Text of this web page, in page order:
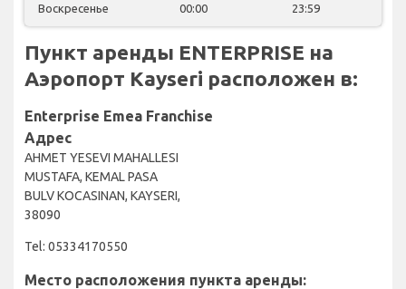
Воскресенье 00:00 23:59
Пункт аренды ENTERPRISE на
Аэропорт Kayseri расположен в:
Enterprise Emea Franchise
Адрес
AHMET YESEVI MAHALLESI
MUSTAFA, KEMAL PASA
BULV KOCASINAN, KAYSERI,
38090
Tel: 05334170550
Место расположения пункта аренды: